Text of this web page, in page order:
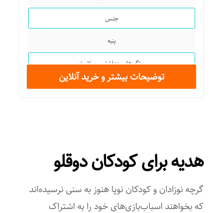
جنس
پنبه
ویژگی‌های بهداشتی و سلامت
قابلیت شست‌وشو
توضیحات بیشتر و خرید آنلاین
هدیه برای کودکان دوقلو
گرچه نوزادان و کودکان نوپا هنوز به سنی نرسیده‌اند
که بخواهند اسباب‌بازی‌های خود را به اشتراک